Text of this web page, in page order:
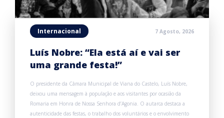
Internacional 7 Agosto, 2026
Luís Nobre: “Ela está aí e vai ser
uma grande festa!”
O presidente da Câmara Municipal de Viana do Castelo, Luís Nobre,
deixou uma mensagem à população e aos visitantes por ocasião da
Romaria em Honra de Nossa Senhora d’Agonia. O autarca destaca a
autenticidade das festas, o trabalho dos voluntários e o envolvimento